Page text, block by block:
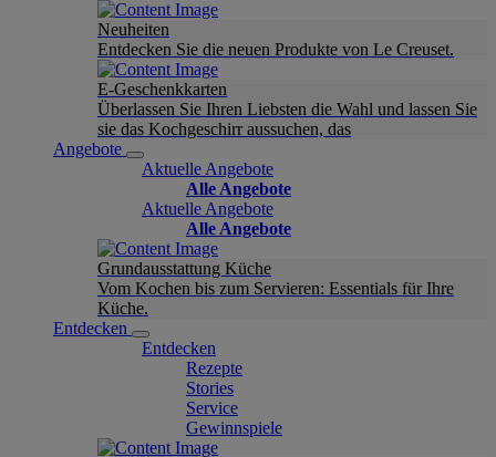
Neuheiten
Entdecken Sie die neuen Produkte von Le Creuset.
E-Geschenkkarten
Überlassen Sie Ihren Liebsten die Wahl und lassen Sie
sie das Kochgeschirr aussuchen, das
Angebote
Aktuelle Angebote
Alle Angebote
Aktuelle Angebote
Alle Angebote
Grundausstattung Küche
Vom Kochen bis zum Servieren: Essentials für Ihre
Küche.
Entdecken
Entdecken
Rezepte
Stories
Service
Gewinnspiele